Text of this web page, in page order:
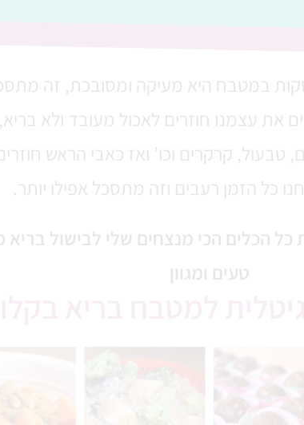
במטבח היא מעיקה ומסובכת, זה
את עצמנו חוזרים לאכול מעובד ולא
קרקרים וכו’ ואז כאבי הראש
כל הזמן רעבים וזה מתסכל אפילו יותר.
כל הכלים הכי מנצחים שלי לבישול בריא
טעים ומגוון